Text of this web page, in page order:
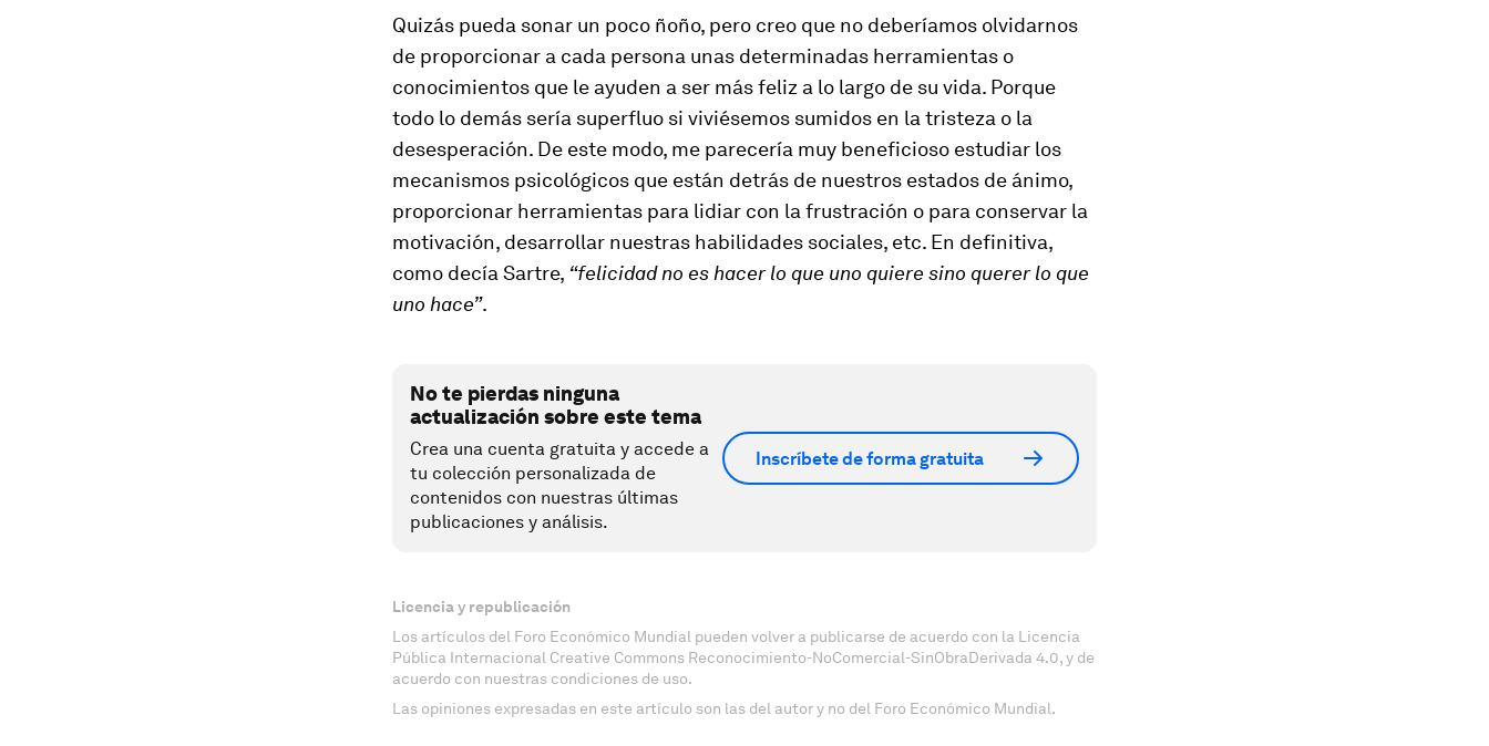
Quizás pueda sonar un poco ñoño, pero creo que no deberíamos olvidarnos
de proporcionar a cada persona unas determinadas herramientas o
conocimientos que le ayuden a ser más feliz a lo largo de su vida. Porque
todo lo demás sería superfluo si viviésemos sumidos en la tristeza o la
desesperación. De este modo, me parecería muy beneficioso estudiar los
mecanismos psicológicos que están detrás de nuestros estados de ánimo,
proporcionar herramientas para lidiar con la frustración o para conservar la
motivación, desarrollar nuestras habilidades sociales, etc. En definitiva,
como decía Sartre, “felicidad no es hacer lo que uno quiere sino querer lo que
uno hace”.
No te pierdas ninguna
actualización sobre este tema
Crea una cuenta gratuita y accede a
tu colección personalizada de
contenidos con nuestras últimas
publicaciones y análisis.
Inscríbete de forma gratuita
Licencia y republicación
Los artículos del Foro Económico Mundial pueden volver a publicarse de acuerdo con la Licencia
Pública Internacional Creative Commons Reconocimiento-NoComercial-SinObraDerivada 4.0, y de
acuerdo con nuestras condiciones de uso.
Las opiniones expresadas en este artículo son las del autor y no del Foro Económico Mundial.